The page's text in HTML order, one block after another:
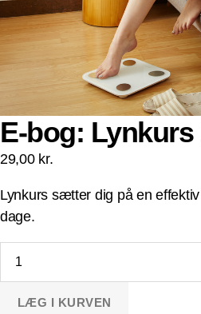
E-bog: Lynkurs
29,00 kr.
Lynkurs sætter dig på en
dage.
bog:
antalLÆG I KURVEN